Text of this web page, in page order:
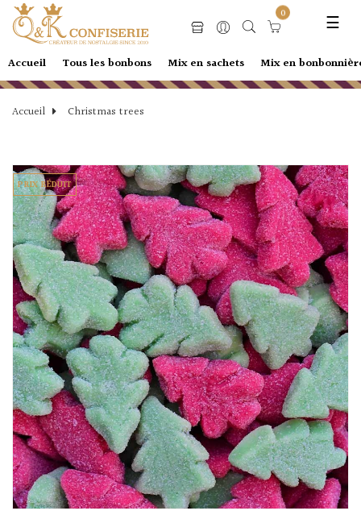
☰
0
Accueil Tous les bonbons Mix en sachets Mix en
Accueil Christmas trees
PRIX RÉDUIT